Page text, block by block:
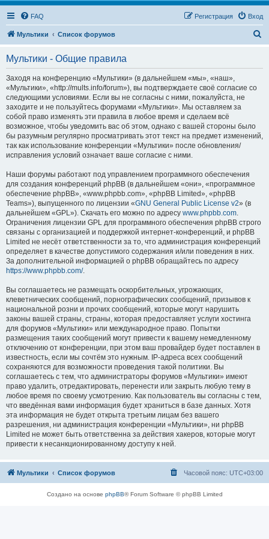
FAQ Вход
Регистрация
Мультики Список форумов
Мультики - Общие правила
Заходя на конференцию «Мультики» (в дальнейшем «мы», «наш»,
«Мультики», «http://mults.info/forum»), вы подтверждаете своё согласие со
следующими условиями. Если вы не согласны с ними, пожалуйста, не
заходите и не пользуйтесь форумами «Мультики». Мы оставляем за
собой право изменять эти правила в любое время и сделаем всё
возможное, чтобы уведомить вас об этом, однако с вашей стороны было
бы разумным регулярно просматривать этот текст на предмет изменений,
так как использование конференции «Мультики» после обновления/
исправления условий означает ваше согласие с ними.
Наши форумы работают под управлением программного обеспечения
для создания конференций phpBB (в дальнейшем «они», «программное
обеспечение phpBB», «www.phpbb.com», «phpBB Limited», «phpBB
Teams»), выпущенного по лицензии «GNU General Public License v2» (в
дальнейшем «GPL»). Скачать его можно по адресу www.phpbb.com.
Ограничения лицензии GPL для программного обеспечения phpBB строго
связаны с организацией и поддержкой интернет-конференций, и phpBB
Limited не несёт ответственности за то, что администрация конференций
определяет в качестве допустимого содержания и/или поведения в них.
За дополнительной информацией о phpBB обращайтесь по адресу
https://www.phpbb.com/.
Вы соглашаетесь не размещать оскорбительных, угрожающих,
клеветнических сообщений, порнографических сообщений, призывов к
национальной розни и прочих сообщений, которые могут нарушить
законы вашей страны, страны, которая предоставляет услуги хостинга
для форумов «Мультики» или международное право. Попытки
размещения таких сообщений могут привести к вашему немедленному
отключению от конференции, при этом ваш провайдер будет поставлен в
известность, если мы сочтём это нужным. IP-адреса всех сообщений
сохраняются для возможности проведения такой политики. Вы
соглашаетесь с тем, что администраторы форумов «Мультики» имеют
право удалить, отредактировать, перенести или закрыть любую тему в
любое время по своему усмотрению. Как пользователь вы согласны с тем,
что введённая вами информация будет храниться в базе данных. Хотя
эта информация не будет открыта третьим лицам без вашего
разрешения, ни администрация конференции «Мультики», ни phpBB
Limited не может быть ответственна за действия хакеров, которые могут
привести к несанкционированному доступу к ней.
Мультики Список форумов Часовой пояс: UTC+03:00
Создано на основе phpBB® Forum Software © phpBB Limited